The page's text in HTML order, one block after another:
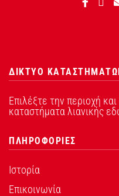
ΔΙΚΤΥΟ
Επιλέξτε την περιοχή
καταστήματα λιανικής
ΠΛΗΡΟΦΟΡΙΕΣ
Ιστορία
Επικοινωνία